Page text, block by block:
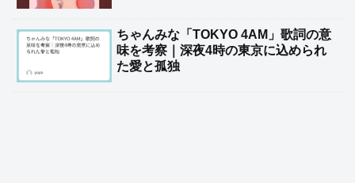
ちゃんみな「TOKYO 4AM」歌詞の意
味を考察｜深夜4時の東京に込められ
た愛と孤独